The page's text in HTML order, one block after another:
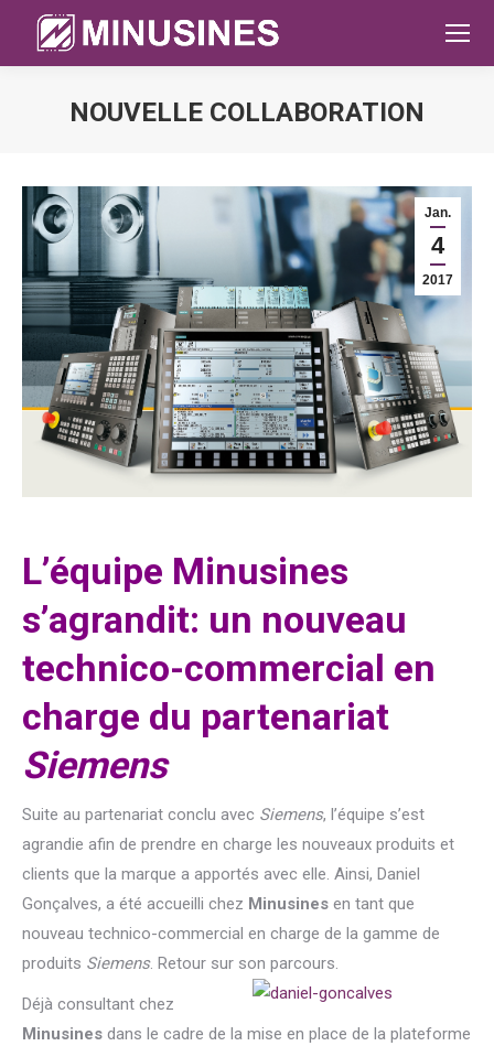
NOUVELLE COLLABORATION
Jan.
4
2017
L’équipe Minusines
s’agrandit: un nouveau
technico-commercial en
charge du partenariat
Siemens
Suite au partenariat conclu avec Siemens, l’équipe s’est
agrandie afin de prendre en charge les nouveaux produits et
clients que la marque a apportés avec elle. Ainsi, Daniel
Gonçalves, a été accueilli chez Minusines en tant que
nouveau technico-commercial en charge de la gamme de
produits Siemens. Retour sur son parcours.
Déjà consultant chez
Minusines dans le cadre de la mise en place de la plateforme